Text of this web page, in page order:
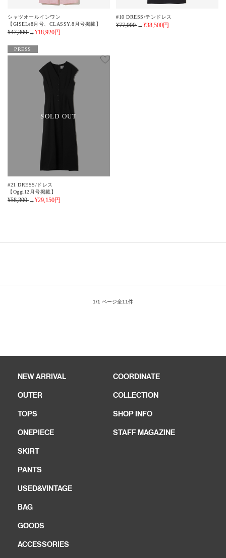
シャツオールインワン
【GISELe8月号、CLASSY.8月号掲載】
¥47,300→¥18,920円
#10 DRESS/テンドレス
¥77,000→¥38,500円
PRESS
SOLD OUT
#21 DRESS/ドレス
【Oggi12月号掲載】
¥58,300→¥29,150円
1/1 ページ全11件
NEW ARRIVAL
OUTER
TOPS
ONEPIECE
SKIRT
PANTS
USED&VINTAGE
BAG
GOODS
ACCESSORIES
COORDINATE
COLLECTION
SHOP INFO
STAFF MAGAZINE